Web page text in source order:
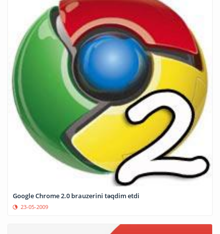
Google Chrome 2.0 brauzerini təqdim etdi
23-05-2009